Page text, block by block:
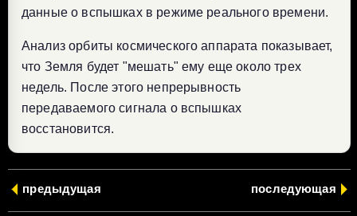
данные о вспышках в режиме реального времени.
Анализ орбиты космического аппарата показывает,
что Земля будет "мешать" ему еще около трех
недель. После этого непрерывность
передаваемого сигнала о вспышках
восстановится.
предыдущая последующая